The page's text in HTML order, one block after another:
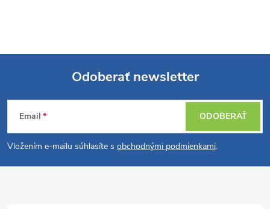
Z
á
p
Odoberať newsletter
Email
Vložením e-mailu súhlasíte s obchodnými podmienkami.
ODOBERAŤ